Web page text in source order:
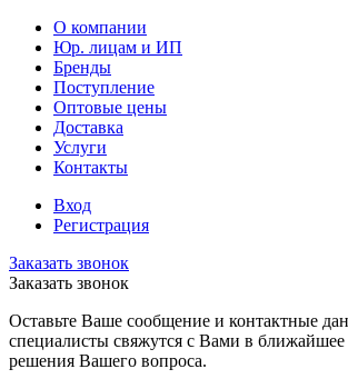
О компании
Юр. лицам и ИП
Бренды
Поступление
Оптовые цены
Доставка
Услуги
Контакты
Вход
Регистрация
Заказать звонок
Заказать звонок
Оставьте Ваше сообщение и контактные
специалисты свяжутся с Вами в ближайшее
решения Вашего вопроса.